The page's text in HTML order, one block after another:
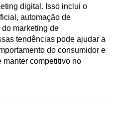
digital. Isso inclui o
automação de
marketing de
tendências pode ajudar a
do consumidor e
manter competitivo no